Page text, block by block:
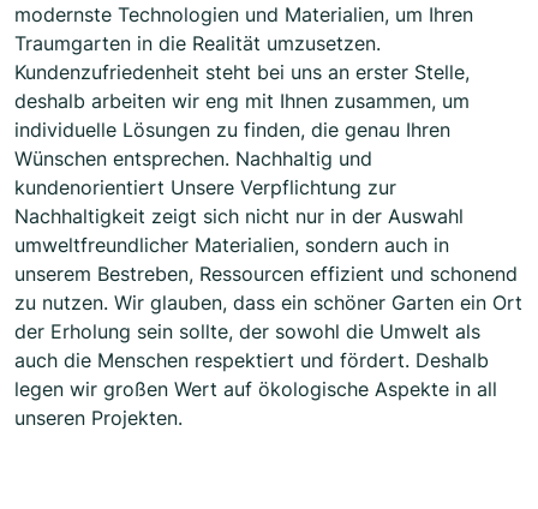
modernste Technologien und Materialien, um Ihren
Traumgarten in die Realität umzusetzen.
Kundenzufriedenheit steht bei uns an erster Stelle,
deshalb arbeiten wir eng mit Ihnen zusammen, um
individuelle Lösungen zu finden, die genau Ihren
Wünschen entsprechen. Nachhaltig und
kundenorientiert Unsere Verpflichtung zur
Nachhaltigkeit zeigt sich nicht nur in der Auswahl
umweltfreundlicher Materialien, sondern auch in
unserem Bestreben, Ressourcen effizient und schonend
zu nutzen. Wir glauben, dass ein schöner Garten ein Ort
der Erholung sein sollte, der sowohl die Umwelt als
auch die Menschen respektiert und fördert. Deshalb
legen wir großen Wert auf ökologische Aspekte in all
unseren Projekten.